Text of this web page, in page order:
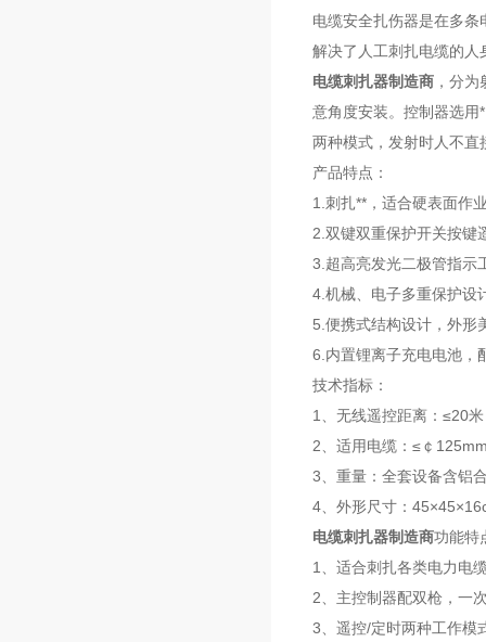
电缆安全扎伤器是在多
解决了人工刺扎电缆的人
电缆刺扎器制造商 ，分
意角度安装。控制器选用
两种模式，发射时人不直
产品特点：
1.刺扎**，适合硬表面作
2.双键双重保护开关按键
3.超高亮发光二极管指示
4.机械、电子多重保护设
5.便携式结构设计，外形
6.内置锂离子充电电池，
技术指标：
1、无线遥控距离：≤20米
2、适用电缆：≤￠
3、重量：全套设备含铝
4、外形尺寸：
电缆刺扎器制造商功能特
1、适合刺扎各类电力电
2、主控制器配双枪，一
3、遥控/定时两种工作模